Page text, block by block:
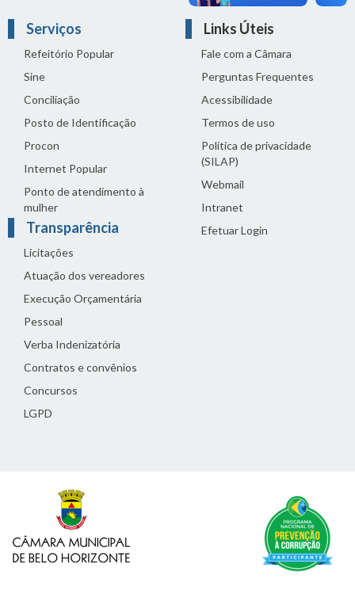
Serviços
Refeitório Popular
Sine
Conciliação
Posto de Identificação
Procon
Internet Popular
Ponto de atendimento à
mulher
Transparência
Licitações
Atuação dos vereadores
Execução Orçamentária
Pessoal
Verba Indenizatória
Contratos e convênios
Concursos
LGPD
Links Úteis
Fale com a Câmara
Perguntas Frequentes
Acessibilidade
Termos de uso
Política de privacidade
(SILAP)
Webmail
Intranet
Efetuar Login